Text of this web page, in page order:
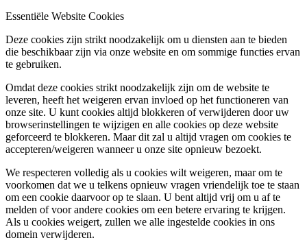
Essentiële Website Cookies
Deze cookies zijn strikt noodzakelijk om u diensten aan te bieden
die beschikbaar zijn via onze website en om sommige functies ervan
te gebruiken.
Omdat deze cookies strikt noodzakelijk zijn om de website te
leveren, heeft het weigeren ervan invloed op het functioneren van
onze site. U kunt cookies altijd blokkeren of verwijderen door uw
browserinstellingen te wijzigen en alle cookies op deze website
geforceerd te blokkeren. Maar dit zal u altijd vragen om cookies te
accepteren/weigeren wanneer u onze site opnieuw bezoekt.
We respecteren volledig als u cookies wilt weigeren, maar om te
voorkomen dat we u telkens opnieuw vragen vriendelijk toe te staan
om een cookie daarvoor op te slaan. U bent altijd vrij om u af te
melden of voor andere cookies om een betere ervaring te krijgen.
Als u cookies weigert, zullen we alle ingestelde cookies in ons
domein verwijderen.